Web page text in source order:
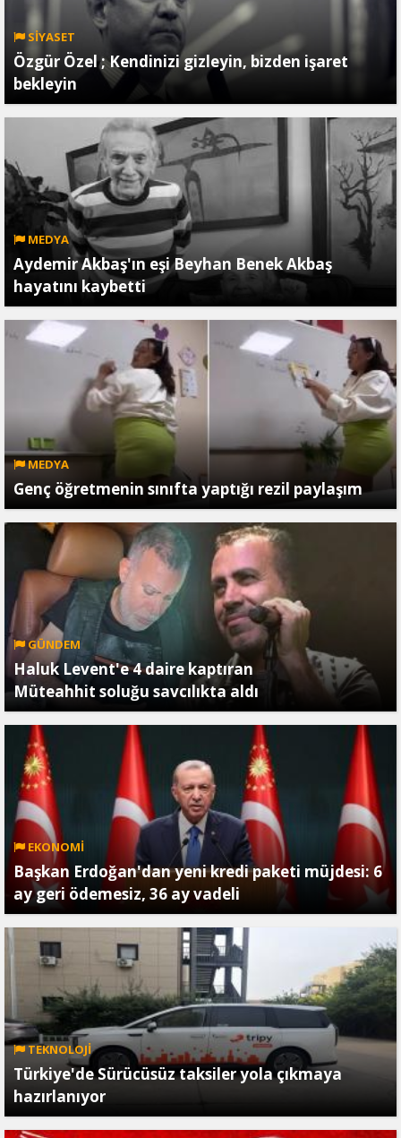
SİYASET
Özgür Özel ; Kendinizi gizleyin, bizden işaret
bekleyin
MEDYA
Aydemir Akbaş'ın eşi Beyhan Benek Akbaş
hayatını kaybetti
MEDYA
Genç öğretmenin sınıfta yaptığı rezil paylaşım
GÜNDEM
Haluk Levent'e 4 daire kaptıran
Müteahhit soluğu savcılıkta aldı
EKONOMİ
Başkan Erdoğan'dan yeni kredi paketi müjdesi: 6
ay geri ödemesiz, 36 ay vadeli
TEKNOLOJİ
Türkiye'de Sürücüsüz taksiler yola çıkmaya
hazırlanıyor